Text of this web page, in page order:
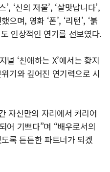
‘신의 저울’, ‘살맛납니다’,
으며, 영화 ‘폰’, ‘리턴’, ‘붉
인상적인 연기를 선보였다.
널 ‘친애하는 X’에서는 황지
기와 깊어진 연기력으로 시
자신만의 자리에서 커리어
어 기쁘다”며 “배우로서의
록 든든한 파트너가 되겠